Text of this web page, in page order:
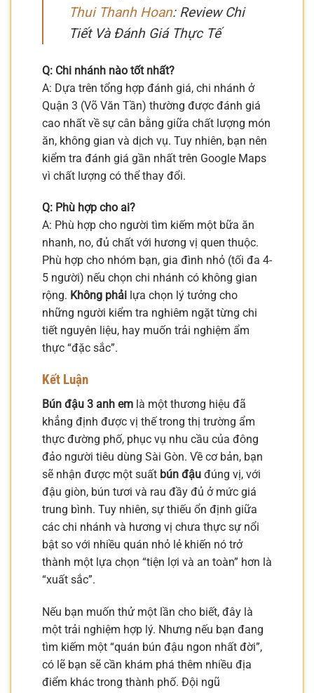
Thui Thanh Hoan: Review Chi
Tiết Và Đánh Giá Thực Tế
Q: Chi nhánh nào tốt nhất?
A: Dựa trên tổng hợp đánh giá, chi nhánh ở
Quận 3 (Võ Văn Tần) thường được đánh giá
cao nhất về sự cân bằng giữa chất lượng món
ăn, không gian và dịch vụ. Tuy nhiên, bạn nên
kiểm tra đánh giá gần nhất trên Google Maps
vì chất lượng có thể thay đổi.
Q: Phù hợp cho ai?
A: Phù hợp cho người tìm kiếm một bữa ăn
nhanh, no, đủ chất với hương vị quen thuộc.
Phù hợp cho nhóm bạn, gia đình nhỏ (tối đa 4-
5 người) nếu chọn chi nhánh có không gian
rộng. Không phải lựa chọn lý tưởng cho
những người kiểm tra nghiêm ngặt từng chi
tiết nguyên liệu, hay muốn trải nghiệm ẩm
thực “đặc sắc”.
Kết Luận
Bún đậu 3 anh em là một thương hiệu đã
khẳng định được vị thế trong thị trường ẩm
thực đường phố, phục vụ nhu cầu của đông
đảo người tiêu dùng Sài Gòn. Về cơ bản, bạn
sẽ nhận được một suất bún đậu đúng vị, với
đậu giòn, bún tươi và rau đầy đủ ở mức giá
trung bình. Tuy nhiên, sự thiếu ổn định giữa
các chi nhánh và hương vị chưa thực sự nổi
bật so với nhiều quán nhỏ lẻ khiến nó trở
thành một lựa chọn “tiện lợi và an toàn” hơn là
“xuất sắc”.
Nếu bạn muốn thử một lần cho biết, đây là
một trải nghiệm hợp lý. Nhưng nếu bạn đang
tìm kiếm một “quán bún đậu ngon nhất đời”,
có lẽ bạn sẽ cần khám phá thêm nhiều địa
điểm khác trong thành phố. Đội ngũ